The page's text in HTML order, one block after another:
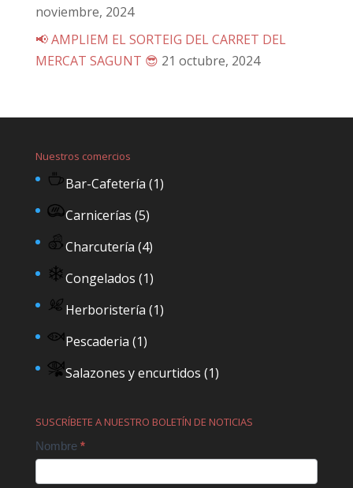
noviembre, 2024
📢 AMPLIEM EL SORTEIG DEL CARRET DEL
MERCAT SAGUNT 😎 21 octubre, 2024
Nuestros comercios
Bar-Cafetería (1)
Carnicerías (5)
Charcutería (4)
Congelados (1)
Herboristería (1)
Pescaderia (1)
Salazones y encurtidos (1)
SUSCRÍBETE A NUESTRO BOLETÍN DE NOTICIAS
Contact
Nombre *